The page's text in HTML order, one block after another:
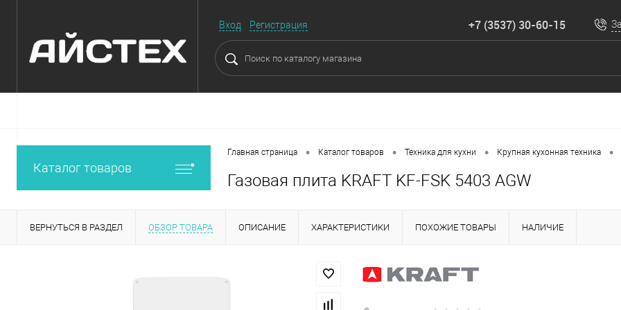
Вход Регистрация +7 (3537) 30-60-15
Каталог товаров
Главная страница • Каталог товаров • Техника для кухни • Крупная кухонная техника •
Газовая плита KRAFT KF-FSK 5403 AGW
ВЕРНУТЬСЯ В РАЗДЕЛ ОБЗОР ТОВАРА ОПИСАНИЕ ХАРАКТЕРИСТИКИ ПОХОЖИЕ ТОВАРЫ НАЛИЧИЕ